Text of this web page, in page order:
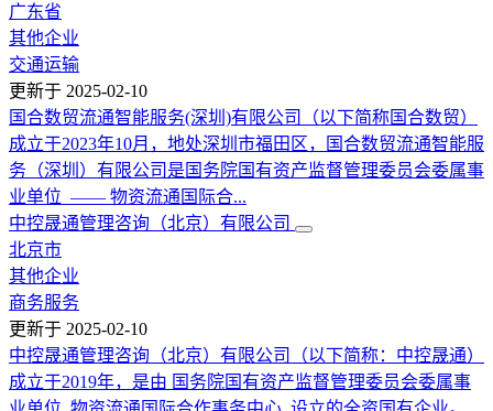
广东省
其他企业
交通运输
更新于 2025-02-10
国合数贸流通智能服务(深圳)有限公司（以下简称国合数贸）
成立于2023年10月，地处深圳市福田区，国合数贸流通智能服
务（深圳）有限公司是国务院国有资产监督管理委员会委属事
业单位 —— 物资流通国际合...
中控晟通管理咨询（北京）有限公司
北京市
其他企业
商务服务
更新于 2025-02-10
中控晟通管理咨询（北京）有限公司（以下简称：中控晟通）
成立于2019年，是由 国务院国有资产监督管理委员会委属事